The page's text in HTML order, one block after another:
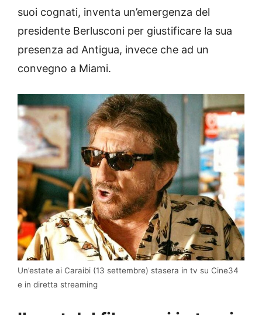
suoi cognati, inventa un’emergenza del
presidente Berlusconi per giustificare la sua
presenza ad Antigua, invece che ad un
convegno a Miami.
Un’estate ai Caraibi (13 settembre) stasera in tv su Cine34
e in diretta streaming